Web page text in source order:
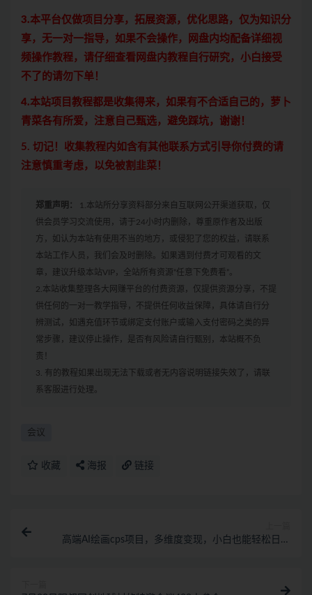
3.本平台仅做项目分享，拓展资源，优化思路，仅为知识分
享，无一对一指导，如果不会操作，网盘内均配备详细视
频操作教程，请仔细查看网盘内教程自行研究，小白接受
不了的请勿下单！
4.本站项目教程都是收集得来，如果有不合适自己的，萝卜
青菜各有所爱，注意自己甄选，避免踩坑，谢谢！
5. 切记！收集教程内如含有其他联系方式引导你付费的请
注意慎重考虑，以免被割韭菜！
郑重声明：
1.本站所分享资料部分来自互联网公开渠道获取，仅
供会员学习交流使用，请于24小时内删除，尊重原作者及出版
方，如认为本站有使用不当的地方，或侵犯了您的权益，请联系
本站工作人员，我们会及时删除。如果遇到付费才可观看的文
章，建议升级本站VIP，全站所有资源“任意下免费看”。
2.本站收集整理各大网赚平台的付费资源，仅提供资源分享，不提
供任何的一对一教学指导，不提供任何收益保障，具体请自行分
辨测试，如遇充值环节或绑定支付账户或输入支付密码之类的异
常步骤，建议停止操作，是否有风险请自行甄别，本站概不负
责！
3. 有的教程如果出现无法下载或者无内容说明链接失效了，请联
系客服进行处理。
会议
收藏 海报 链接
高端AI绘画cps项目，多维度变现，小白也能轻松日入